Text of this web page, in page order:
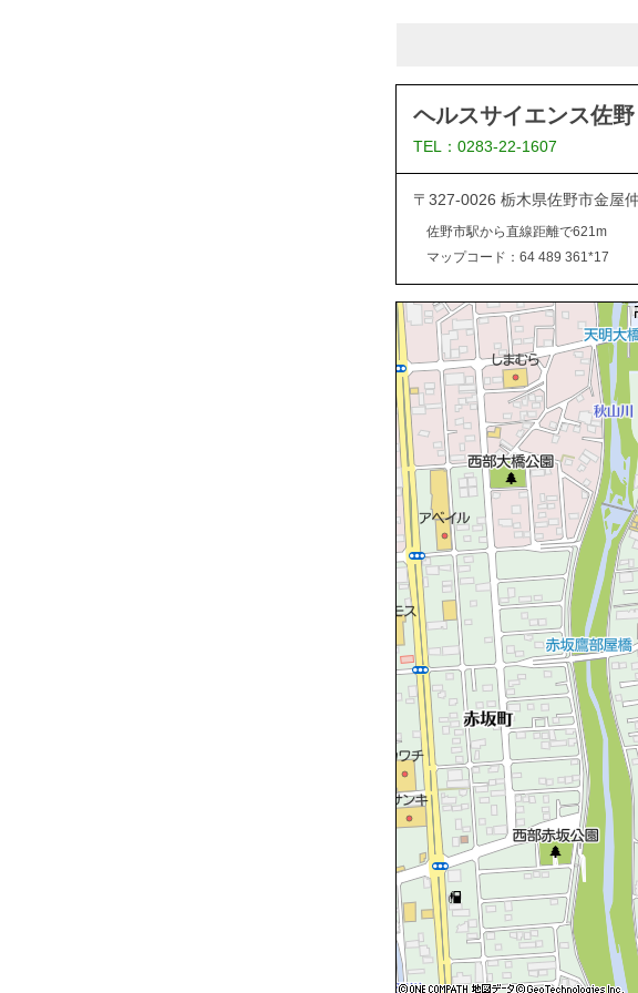
ヘルスサイエンス佐野
TEL：0283-22-1607
〒327-0026 栃木県佐野市金屋
佐野市駅から直線距離で621m
マップコード：64 489 361*17